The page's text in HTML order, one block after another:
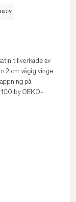
tillverkade av
2 cm vågig vinge
på
by OEKO-